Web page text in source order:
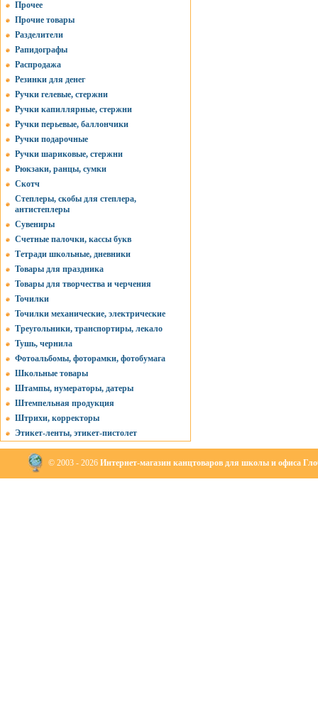
Прочее
Прочие товары
Разделители
Рапидографы
Распродажа
Резинки для денег
Ручки гелевые, стержни
Ручки капиллярные, стержни
Ручки перьевые, баллончики
Ручки подарочные
Ручки шариковые, стержни
Рюкзаки, ранцы, сумки
Скотч
Степлеры, скобы для степлера,
антистеплеры
Сувениры
Счетные палочки, кассы букв
Тетради школьные, дневники
Товары для праздника
Товары для творчества и черчения
Точилки
Точилки механические, электрические
Треугольники, транспортиры, лекало
Тушь, чернила
Фотоальбомы, фоторамки, фотобумага
Школьные товары
Штампы, нумераторы, датеры
Штемпельная продукция
Штрихи, корректоры
Этикет-ленты, этикет-пистолет
© 2003 - 2026 Интернет-магазин канцтоваров для школы и офиса